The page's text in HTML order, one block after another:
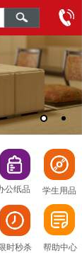
公纸品 学生用品
限时秒杀 帮助中心